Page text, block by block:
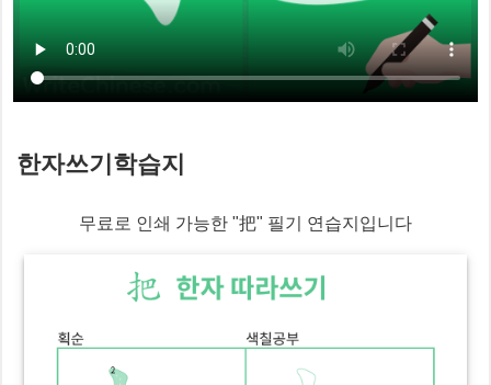
한자쓰기학습지
무료로 인쇄 가능한 "把" 필기 연습지입니다